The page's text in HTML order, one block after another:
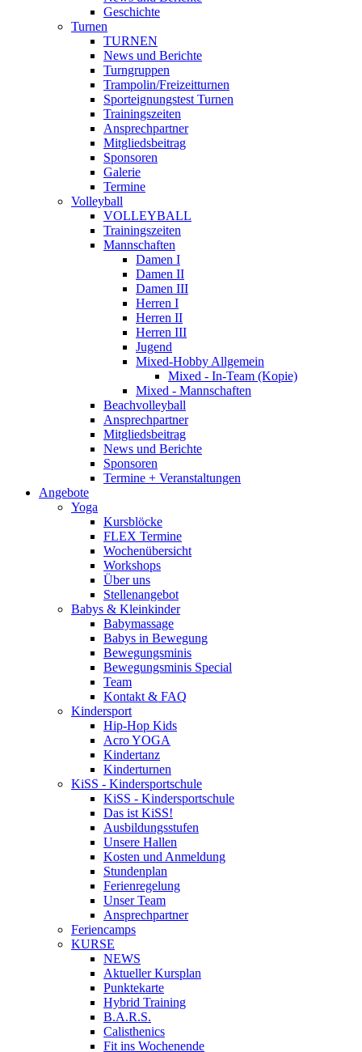
Geschichte
Turnen
TURNEN
News und Berichte
Turngruppen
Trampolin/Freizeitturnen
Sporteignungstest Turnen
Trainingszeiten
Ansprechpartner
Mitgliedsbeitrag
Sponsoren
Galerie
Termine
Volleyball
VOLLEYBALL
Trainingszeiten
Mannschaften
Damen I
Damen II
Damen III
Herren I
Herren II
Herren III
Jugend
Mixed-Hobby Allgemein
Mixed - In-Team (Kopie)
Mixed - Mannschaften
Beachvolleyball
Ansprechpartner
Mitgliedsbeitrag
News und Berichte
Sponsoren
Termine + Veranstaltungen
Angebote
Yoga
Kursblöcke
FLEX Termine
Wochenübersicht
Workshops
Über uns
Stellenangebot
Babys & Kleinkinder
Babymassage
Babys in Bewegung
Bewegungsminis
Bewegungsminis Special
Team
Kontakt & FAQ
Kindersport
Hip-Hop Kids
Acro YOGA
Kindertanz
Kinderturnen
KiSS - Kindersportschule
KiSS - Kindersportschule
Das ist KiSS!
Ausbildungsstufen
Unsere Hallen
Kosten und Anmeldung
Stundenplan
Ferienregelung
Unser Team
Ansprechpartner
Feriencamps
KURSE
NEWS
Aktueller Kursplan
Punktekarte
Hybrid Training
B.A.R.S.
Calisthenics
Fit ins Wochenende